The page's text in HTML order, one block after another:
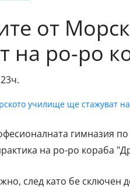
от
на ро-ро
гимназия
на ро-ро кораба
след като бе